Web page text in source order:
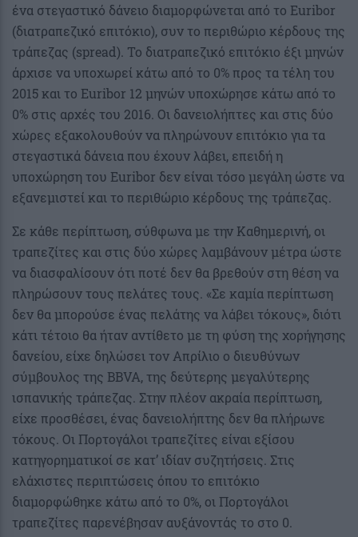
ένα στεγαστικό δάνειο διαμορφώνεται από το Euribor
(διατραπεζικό επιτόκιο), συν το περιθώριο κέρδους της
τράπεζας (spread). To διατραπεζικό επιτόκιο έξι μηνών
άρχισε να υποχωρεί κάτω από το 0% προς τα τέλη του
2015 και το Euribor 12 μηνών υποχώρησε κάτω από το
0% στις αρχές του 2016. Οι δανειολήπτες και στις δύο
χώρες εξακολουθούν να πληρώνουν επιτόκιο για τα
στεγαστικά δάνεια που έχουν λάβει, επειδή η
υποχώρηση του Euribor δεν είναι τόσο μεγάλη ώστε να
εξανεμιστεί και το περιθώριο κέρδους της τράπεζας.
Σε κάθε περίπτωση, σύθφωνα με την Καθημερινή, οι
τραπεζίτες και στις δύο χώρες λαμβάνουν μέτρα ώστε
να διασφαλίσουν ότι ποτέ δεν θα βρεθούν στη θέση να
πληρώσουν τους πελάτες τους. «Σε καμία περίπτωση
δεν θα μπορούσε ένας πελάτης να λάβει τόκους», διότι
κάτι τέτοιο θα ήταν αντίθετο με τη φύση της χορήγησης
δανείου, είχε δηλώσει τον Απρίλιο ο διευθύνων
σύμβουλος της BBVA, της δεύτερης μεγαλύτερης
ισπανικής τράπεζας. Στην πλέον ακραία περίπτωση,
είχε προσθέσει, ένας δανειολήπτης δεν θα πλήρωνε
τόκους. Οι Πορτογάλοι τραπεζίτες είναι εξίσου
κατηγορηματικοί σε κατ’ ιδίαν συζητήσεις. Στις
ελάχιστες περιπτώσεις όπου το επιτόκιο
διαμορφώθηκε κάτω από το 0%, οι Πορτογάλοι
τραπεζίτες παρενέβησαν αυξάνοντάς το στο 0.